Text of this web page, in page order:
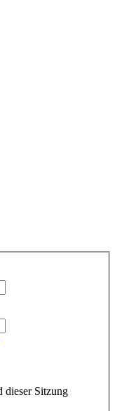
dieser Sitzung